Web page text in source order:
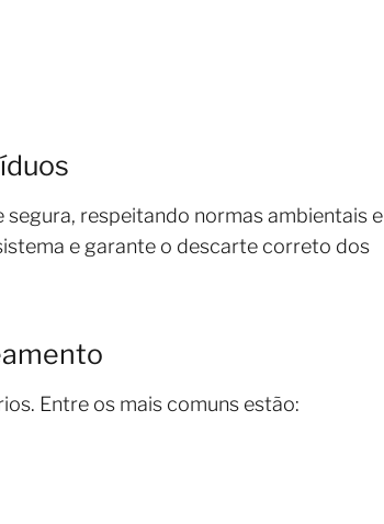
respeitando normas ambientais e
e garante o descarte correto dos
Entre os mais comuns estão: